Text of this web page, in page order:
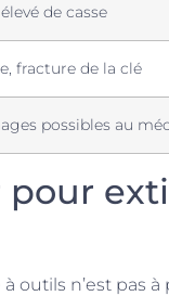
de casse
fracture de la clé
possibles au
outils n’est pas